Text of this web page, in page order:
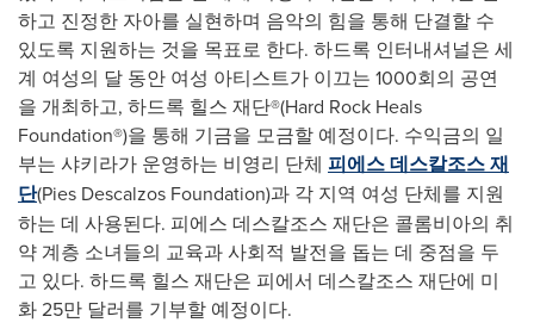
하고 진정한 자아를 실현하며 음악의 힘을 통해 단결할 수
있도록 지원하는 것을 목표로 한다. 하드록 인터내셔널은 세
계 여성의 달 동안 여성 아티스트가 이끄는 1000회의 공연
을 개최하고, 하드록 힐스 재단®(Hard Rock Heals
Foundation®)을 통해 기금을 모금할 예정이다. 수익금의 일
부는 샤키라가 운영하는 비영리 단체 피에스 데스칼조스 재
단(Pies Descalzos Foundation)과 각 지역 여성 단체를 지원
하는 데 사용된다. 피에스 데스칼조스 재단은 콜롬비아의 취
약 계층 소녀들의 교육과 사회적 발전을 돕는 데 중점을 두
고 있다. 하드록 힐스 재단은 피에서 데스칼조스 재단에 미
화 25만 달러를 기부할 예정이다.